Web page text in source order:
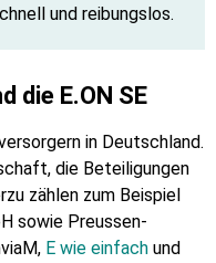
und reibungslos.
die E.ON SE
in Deutschland.
die Beteiligungen
zählen zum Beispiel
sowie Preussen-
E wie einfach und